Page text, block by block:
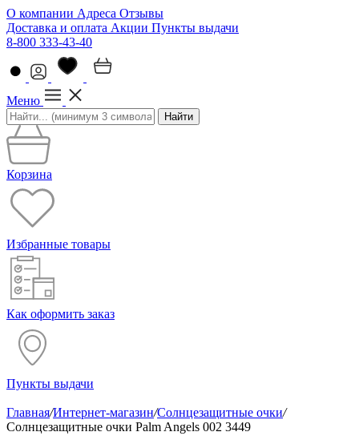
О компании Адреса Отзывы
Доставка и оплата Акции Пункты выдачи
8-800 333-43-40
Меню
Найти
Корзина
Избранные товары
Как оформить заказ
Пункты выдачи
Главная/Интернет-магазин/Солнцезащитные очки/
Солнцезащитные очки Palm Angels 002 3449